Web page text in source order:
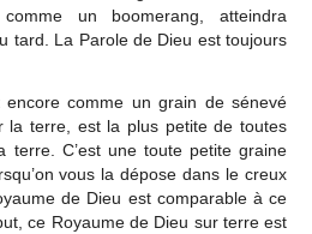
un boomerang, atteindra
tard. La Parole de Dieu est toujours
comme un grain de sénevé
la terre, est la plus petite de toutes
terre. C’est une toute petite graine
vous la dépose dans le creux
de Dieu est comparable à ce
ce Royaume de Dieu sur terre est